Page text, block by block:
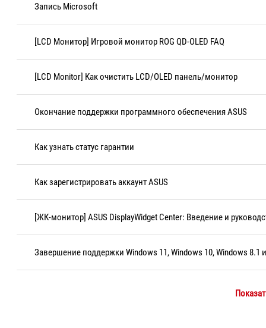
Запись Microsoft
[LCD Монитор] Игровой монитор ROG QD-OLED FAQ
[LCD Monitor] Как очистить LCD/OLED панель/монитор
Окончание поддержки программного обеспечения ASUS
Как узнать статус гарантии
Как зарегистрировать аккаунт ASUS
[ЖК-монитор] ASUS DisplayWidget Center: Введение и
Завершение поддержки Windows 11, Windows 10, Windows 8.1